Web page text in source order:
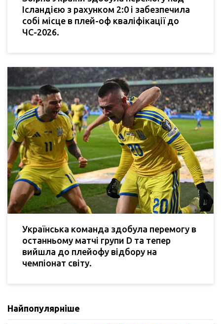
Ісландією з рахунком 2:0 і забезпечила
собі місце в плей-оф кваліфікації до
ЧС-2026.
Українська команда здобула перемогу в
останньому матчі групи D та тепер
вийшла до плейофу відбору на
чемпіонат світу.
Найпопулярніше